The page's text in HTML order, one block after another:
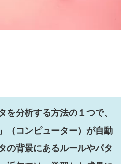
を分析する方法の１つで、
（コンピューター）が自動
の背景にあるルールやパタ